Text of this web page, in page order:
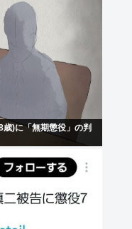
歳)に「無期懲役」の判